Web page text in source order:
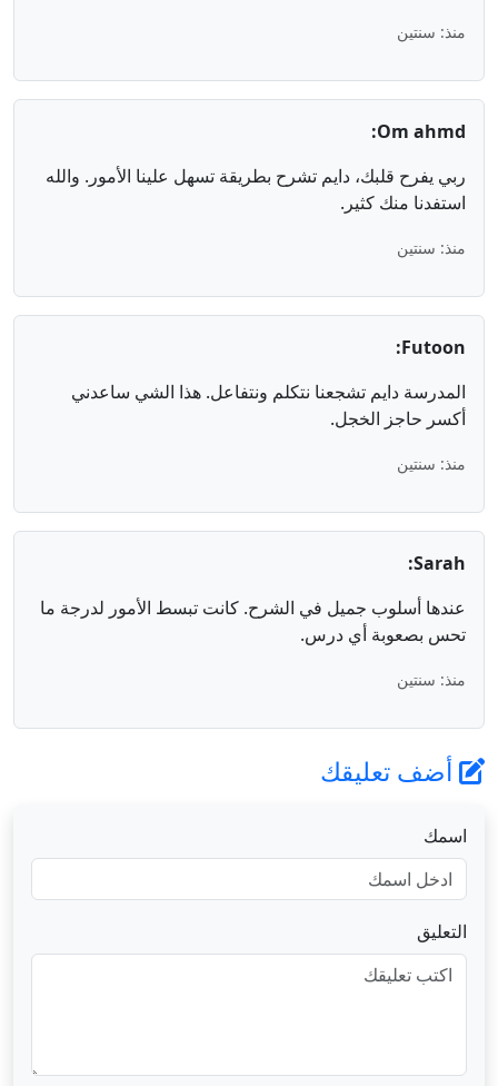
منذ: سنتين
Om ahmd:
ربي يفرح قلبك، دايم تشرح بطريقة تسهل علينا الأمور. والله
استفدنا منك كثير.
منذ: سنتين
Futoon:
المدرسة دايم تشجعنا نتكلم ونتفاعل. هذا الشي ساعدني
أكسر حاجز الخجل.
منذ: سنتين
Sarah:
عندها أسلوب جميل في الشرح. كانت تبسط الأمور لدرجة ما
تحس بصعوبة أي درس.
منذ: سنتين
أضف تعليقك
اسمك
التعليق